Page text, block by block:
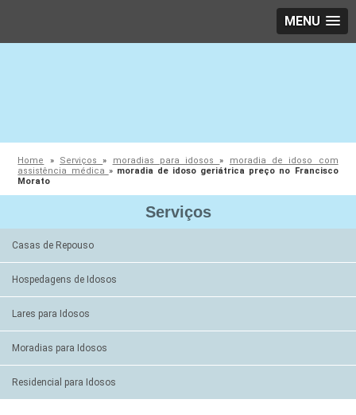
MENU
Home » Serviços» moradias para idosos» moradia de idoso com
assistência médica » moradia de idoso geriátrica preço no Francisco
Morato
Serviços
Casas de Repouso
Hospedagens de Idosos
Lares para Idosos
Moradias para Idosos
Residencial para Idosos